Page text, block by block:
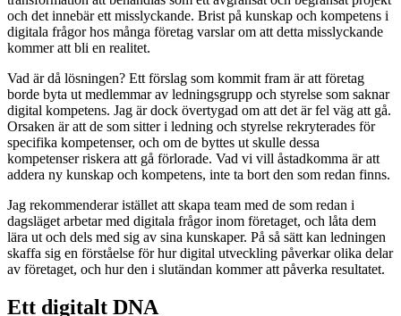
och det innebär ett misslyckande. Brist på kunskap och kompetens i
digitala frågor hos många företag varslar om att detta misslyckande
kommer att bli en realitet.
Vad är då lösningen? Ett förslag som kommit fram är att företag
borde byta ut medlemmar av ledningsgrupp och styrelse som saknar
digital kompetens. Jag är dock övertygad om att det är fel väg att gå.
Orsaken är att de som sitter i ledning och styrelse rekryterades för
specifika kompetenser, och om de byttes ut skulle dessa
kompetenser riskera att gå förlorade. Vad vi vill åstadkomma är att
addera ny kunskap och kompetens, inte ta bort den som redan finns.
Jag rekommenderar istället att skapa team med de som redan i
dagsläget arbetar med digitala frågor inom företaget, och låta dem
lära ut och dels med sig av sina kunskaper. På så sätt kan ledningen
skaffa sig en förståelse för hur digital utveckling påverkar olika delar
av företaget, och hur den i slutändan kommer att påverka resultatet.
Ett digitalt DNA